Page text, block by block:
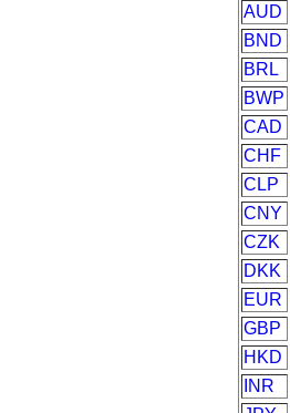
AUD
BND
BRL
BWP
CAD
CHF
CLP
CNY
CZK
DKK
EUR
GBP
HKD
INR